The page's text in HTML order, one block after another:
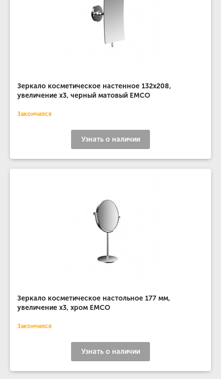
Зеркало косметическое настенное 132x208,
увеличение х3, черный матовый EMCO
Закончился
Узнать о наличии
Зеркало косметическое настольное 177 мм,
увеличение х3, хром EMCO
Закончился
Узнать о наличии